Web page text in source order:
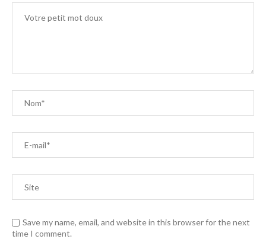
Save my name, email, and website in this browser for the next
time I comment.